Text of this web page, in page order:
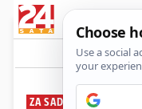
ZA SADA NEMA